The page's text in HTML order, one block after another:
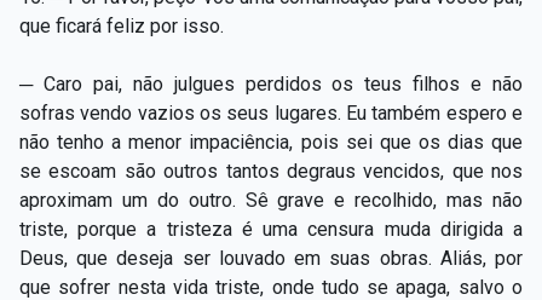
que ficará feliz por isso.
─ Caro pai, não julgues perdidos os teus filhos e não
sofras vendo vazios os seus lugares. Eu também espero e
não tenho a menor impaciência, pois sei que os dias que
se escoam são outros tantos degraus vencidos, que nos
aproximam um do outro. Sê grave e recolhido, mas não
triste, porque a tristeza é uma censura muda dirigida a
Deus, que deseja ser louvado em suas obras. Aliás, por
que sofrer nesta vida triste, onde tudo se apaga, salvo o